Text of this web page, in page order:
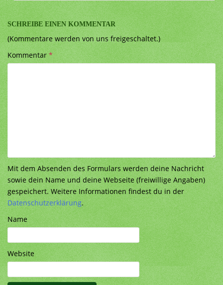
SCHREIBE EINEN KOMMENTAR
(Kommentare werden von uns freigeschaltet.)
Kommentar*
Mit dem Absenden des Formulars werden deine Nachricht
sowie dein Name und deine Webseite (freiwillige Angaben)
gespeichert. Weitere Informationen findest du in der
Datenschutzerklärung.
Name
Website